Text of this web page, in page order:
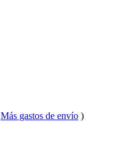
Más gastos de envío )